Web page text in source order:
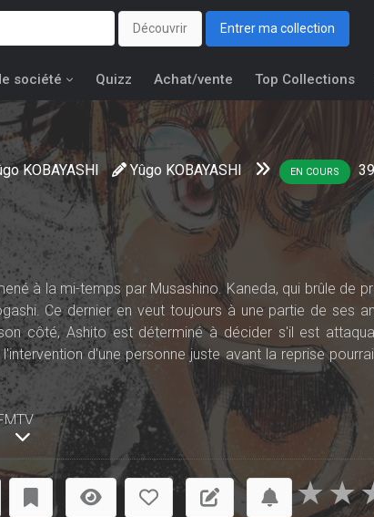
Découvrir Entrer ma collection
société Quizz Achat/vente Top Collections
KOBAYASHI Yûgo KOBAYASHI EN COURS
39
à la mi-temps par Musashino. Kaneda, qui brûle de
Ce dernier en veut toujours à une partie de ses
côté, Ashito est déterminé à décider s'il est
d'une personne juste avant la reprise
par Shogakukan au Japon, Ao Ashi a remporté la 65e
prestigieuses du monde de la bande dessinée dans
les célèbres studios Production I.G.
★
★